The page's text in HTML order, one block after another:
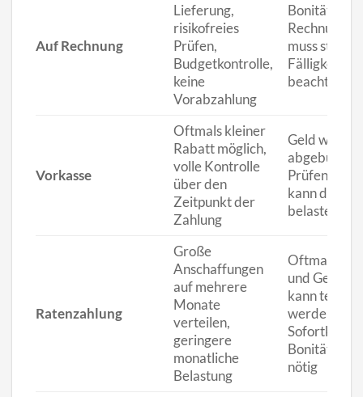
Auf Rechnung
Lieferung,
risikofreies
Prüfen,
Budgetkontrolle,
keine
Vorabzahlung
muss
beachten
Vorkasse
Oftmals kleiner
Rabatt möglich,
volle Kontrolle
über den
Zeitpunkt der
Zahlung
Geld wird
abgebucht,
Prüfen
kann das
belasten
Ratenzahlung
Große
Anschaffungen
auf mehrere
Monate
verteilen,
geringere
monatliche
Belastung
Oftmals
und
kann teurer
werden als
Sofortkauf,
nötig